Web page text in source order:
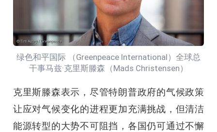
绿色和平国际 （Greenpeace International）全球总
干事马兹·克里斯滕森（Mads Christensen）
克里斯滕森表示，尽管特朗普政府的气候政策
让应对气候变化的进程更加充满挑战，但清洁
能源转型的大势不可阻挡，各国仍可通过不懈